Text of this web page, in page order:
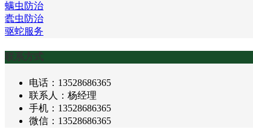
螨虫防治
蠹虫防治
驱蛇服务
联系方式
电话：13528686365
联系人：杨经理
手机：13528686365
微信：13528686365